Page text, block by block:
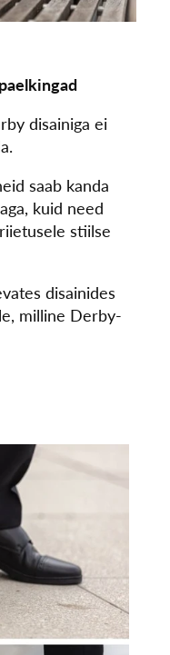
disainiga ei
saab kanda
kuid need
stiilse
disainides
milline Derby-